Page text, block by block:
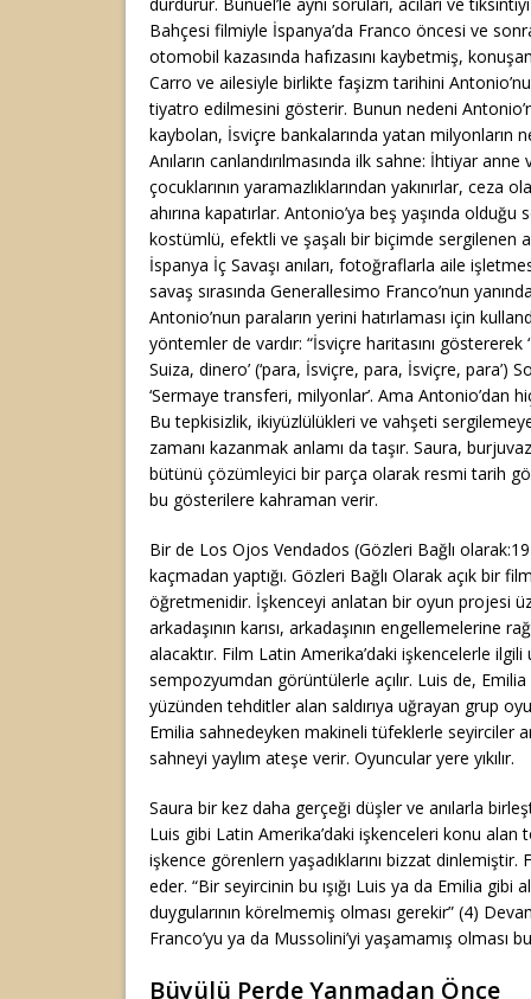
Bahçesi filmiyle İspanya’da Franco öncesi ve
otomobil kazasında hafızasını kaybetmiş,
Carro ve ailesiyle birlikte faşizm tarihini
tiyatro edilmesini gösterir. Bunun nedeni
kaybolan, İsviçre bankalarında yatan milyonların
Anıların canlandırılmasında ilk sahne: İhtiyar
çocuklarının yaramazlıklarından yakınırlar, ceza
ahırına kapatırlar. Antonio’ya beş yaşında
kostümlü, efektli ve şaşalı bir biçimde sergilenen
İspanya İç Savaşı anıları, fotoğraflarla aile
savaş sırasında Generallesimo Franco’nun
Antonio’nun paraların yerini hatırlaması için
yöntemler de vardır: “İsviçre haritasını
Suiza, dinero’ (‘para, İsviçre, para, İsviçre, para’)
‘Sermaye transferi, milyonlar’. Ama Antonio’dan
Bu tepkisizlik, ikiyüzlülükleri ve vahşeti
zamanı kazanmak anlamı da taşır. Saura,
bütünü çözümleyici bir parça olarak resmi tarih
bu gösterilere kahraman verir.
Bir de Los Ojos Vendados (Gözleri Bağlı
kaçmadan yaptığı. Gözleri Bağlı Olarak açık bir
öğretmenidir. İşkenceyi anlatan bir oyun projesi
arkadaşının karısı, arkadaşının engellemelerine
alacaktır. Film Latin Amerika’daki işkencelerle ilgili
sempozyumdan görüntülerle açılır. Luis de,
yüzünden tehditler alan saldırıya uğrayan grup
Emilia sahnedeyken makineli tüfeklerle seyirciler
sahneyi yaylım ateşe verir. Oyuncular yere yıkılır.
Saura bir kez daha gerçeği düşler ve anılarla
Luis gibi Latin Amerika’daki işkenceleri konu alan
işkence görenlern yaşadıklarını bizzat dinlemiştir.
eder. “Bir seyircinin bu ışığı Luis ya da Emilia gibi
duygularının körelmemiş olması gerekir” (4)
Franco’yu ya da Mussolini’yi yaşamamış olması
Büyülü Perde Yanmadan Önce